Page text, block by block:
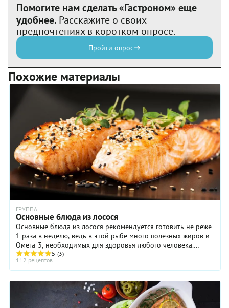
Помогите нам сделать «Гастроном» еще
удобнее. Расскажите о своих
предпочтениях в коротком опросе.
Пройти опрос
Похожие материалы
ГРУППА
Основные блюда из лосося
Основные блюда из лосося рекомендуется готовить не реже
1 раза в неделю, ведь в этой рыбе много полезных жиров и
Омега-3, необходимых для здоровья любого человека.
Выбрать подходящий рецепт основного ...
5 (3)
112 рецептов